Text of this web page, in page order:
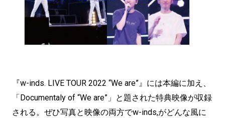
『w-inds. LIVE TOUR 2022 “We are”』には本編に加え、
「Documentaly of “We are”」と題された特典映像が収録
される。ぜひ写真と映像の両方でw-inds,がどんな風に